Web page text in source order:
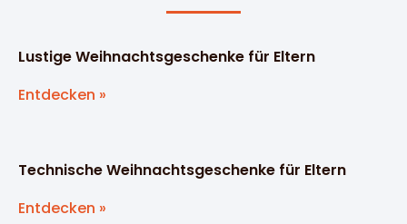
Lustige Weihnachtsgeschenke für Eltern
Entdecken »
Technische Weihnachtsgeschenke für Eltern
Entdecken »